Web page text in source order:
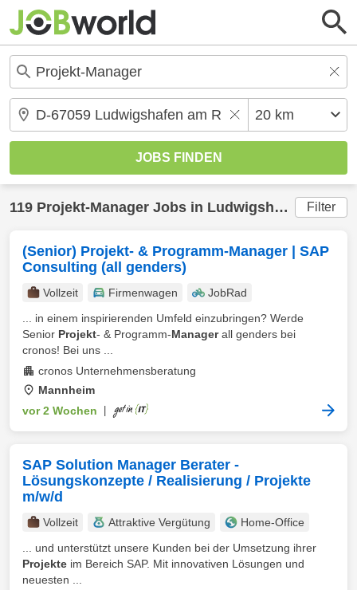
119 Projekt-Manager Jobs in Ludwigshafen am Rhein Filter
(Senior) Projekt- & Programm-Manager | SAP
Consulting (all genders)
Vollzeit Firmenwagen
JobRad
... in einem inspirierenden Umfeld einzubringen? Werde
Senior Projekt- & Programm-Managerall genders bei
cronos! Bei uns ...
cronos Unternehmensberatung
Mannheim
vor 2 Wochen
SAP Solution Manager Berater -
Lösungskonzepte / Realisierung / Projekte
m/w/d
Vollzeit Attraktive Vergütung
Home-Office
... und unterstützt unsere Kunden bei der Umsetzung ihrer
Projekte im Bereich SAP. Mit innovativen Lösungen und
neuesten ...